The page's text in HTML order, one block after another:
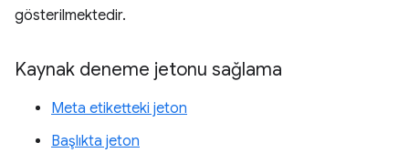
gösterilmektedir.
Kaynak deneme jetonu sağlama
Meta etiketteki jeton
Başlıkta jeton